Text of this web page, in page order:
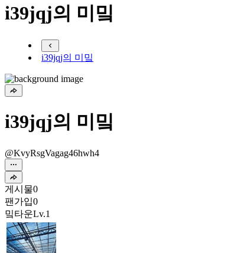
i39jqj의 미밐
i39jqj의 미밐
i39jqj의 미밐
@KvyRsgVagag46hwh4
게시물0
팬가입0
밐타운Lv.1